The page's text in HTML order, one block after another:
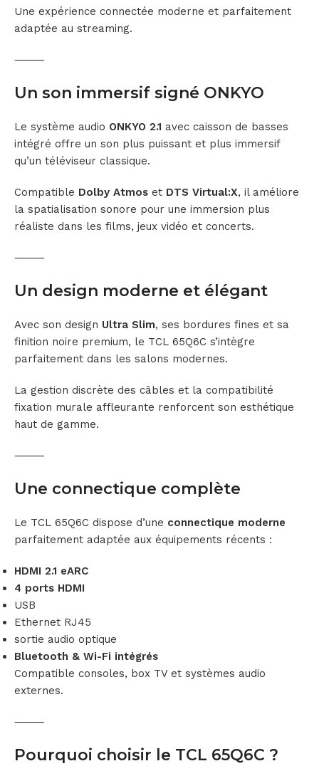
Une expérience connectée moderne et parfaitement
adaptée au streaming.
⸻
Un son immersif signé ONKYO
Le système audio ONKYO 2.1 avec caisson de basses
intégré offre un son plus puissant et plus immersif
qu’un téléviseur classique.
Compatible Dolby Atmos et DTS Virtual:X, il améliore
la spatialisation sonore pour une immersion plus
réaliste dans les films, jeux vidéo et concerts.
⸻
Un design moderne et élégant
Avec son design Ultra Slim, ses bordures fines et sa
finition noire premium, le TCL 65Q6C s’intègre
parfaitement dans les salons modernes.
La gestion discrète des câbles et la compatibilité
fixation murale affleurante renforcent son esthétique
haut de gamme.
⸻
Une connectique complète
Le TCL 65Q6C dispose d’une connectique moderne
parfaitement adaptée aux équipements récents :
HDMI 2.1 eARC
4 ports HDMI
USB
Ethernet RJ45
sortie audio optique
Bluetooth & Wi-Fi intégrés
Compatible consoles, box TV et systèmes audio
externes.
⸻
Pourquoi choisir le TCL 65Q6C ?